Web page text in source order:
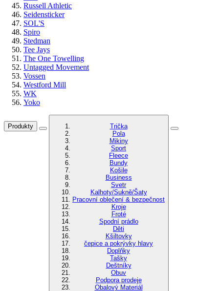
Russell Athletic
Seidensticker
SOL'S
Spiro
Stedman
Tee Jays
The One Towelling
Untagged Movement
Vossen
Westford Mill
WK
Yoko
Produkty
Trička
Pola
Mikiny
Sport
Fleece
Bundy
Košile
Business
Svetr
Kalhoty/Sukně/Šaty
Pracovní oblečení & bezpečnost
Kroje
Froté
Spodní prádlo
Děti
Kšiltovky
čepice a pokrývky hlavy
Doplňky
Tašky
Deštníky
Obuv
Podpora prodeje
Obalový Materiál